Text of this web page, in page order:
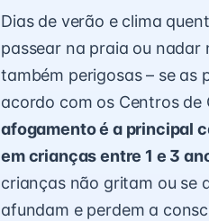
Dias de verão e clima
passear na praia ou nadar
também perigosas – se as
acordo com os Centros
afogamento é a principal
em crianças entre 1 e 3
crianças não gritam ou se
afundam e perdem a